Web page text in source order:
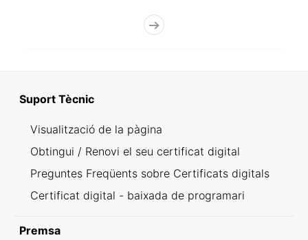
Suport Tècnic
Visualització de la pàgina
Obtingui / Renovi el seu certificat digital
Preguntes Freqüents sobre Certificats digitals
Certificat digital - baixada de programari
Premsa